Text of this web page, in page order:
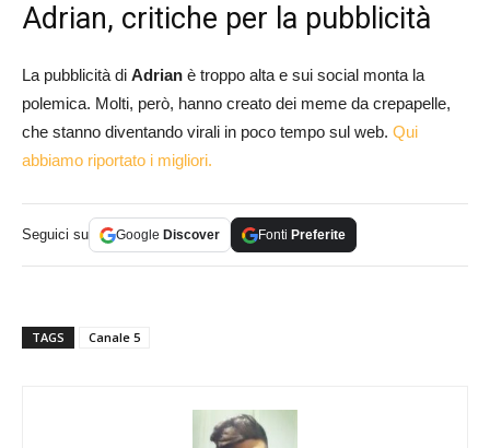
Adrian, critiche per la pubblicità
La pubblicità di Adrian è troppo alta e sui social monta la
polemica. Molti, però, hanno creato dei meme da crepapelle,
che stanno diventando virali in poco tempo sul web. Qui
abbiamo riportato i migliori.
Seguici su Google Discover Fonti Preferite
TAGS Canale 5